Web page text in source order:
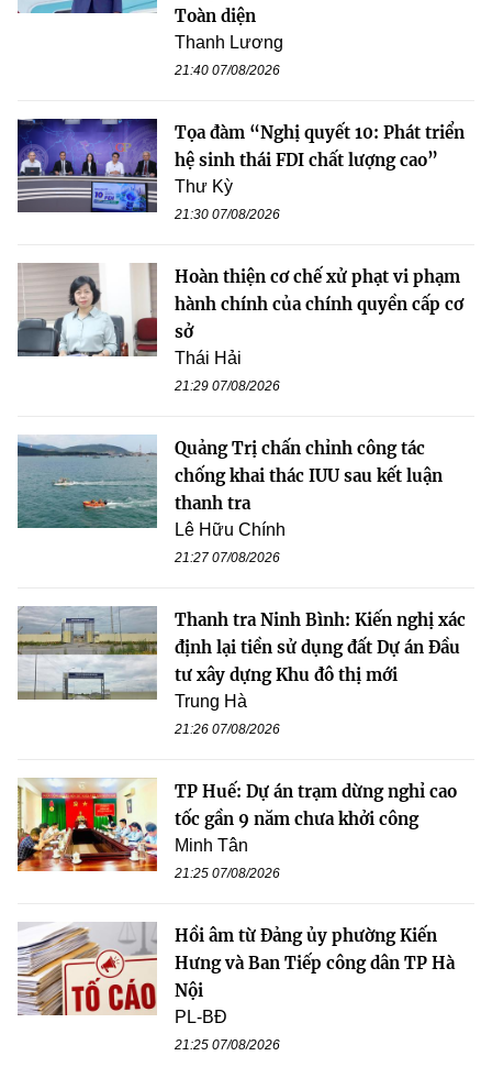
Toàn diện
Thanh Lương
21:40 07/08/2026
Tọa đàm “Nghị quyết 10: Phát triển
hệ sinh thái FDI chất lượng cao”
Thư Kỳ
21:30 07/08/2026
Hoàn thiện cơ chế xử phạt vi phạm
hành chính của chính quyền cấp cơ
sở
Thái Hải
21:29 07/08/2026
Quảng Trị chấn chỉnh công tác
chống khai thác IUU sau kết luận
thanh tra
Lê Hữu Chính
21:27 07/08/2026
Thanh tra Ninh Bình: Kiến nghị xác
định lại tiền sử dụng đất Dự án Đầu
tư xây dựng Khu đô thị mới
Trung Hà
21:26 07/08/2026
TP Huế: Dự án trạm dừng nghỉ cao
tốc gần 9 năm chưa khởi công
Minh Tân
21:25 07/08/2026
Hồi âm từ Đảng ủy phường Kiến
Hưng và Ban Tiếp công dân TP Hà
Nội
PL-BĐ
21:25 07/08/2026